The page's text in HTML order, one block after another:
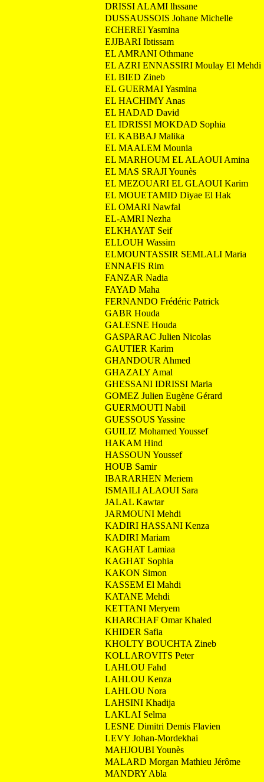
DRISSI ALAMI lhssane
DUSSAUSSOIS Johane Michelle
ECHEREI Yasmina
EJJBARI Ibtissam
EL AMRANI Othmane
EL AZRI ENNASSIRI Moulay El Mehdi
EL BIED Zineb
EL GUERMAI Yasmina
EL HACHIMY Anas
EL HADAD David
EL IDRISSI MOKDAD Sophia
EL KABBAJ Malika
EL MAALEM Mounia
EL MARHOUM EL ALAOUI Amina
EL MAS SRAJI Younès
EL MEZOUARI EL GLAOUI Karim
EL MOUETAMID Diyae El Hak
EL OMARI Nawfal
EL-AMRI Nezha
ELKHAYAT Seif
ELLOUH Wassim
ELMOUNTASSIR SEMLALI Maria
ENNAFIS Rim
FANZAR Nadia
FAYAD Maha
FERNANDO Frédéric Patrick
GABR Houda
GALESNE Houda
GASPARAC Julien Nicolas
GAUTIER Karim
GHANDOUR Ahmed
GHAZALY Amal
GHESSANI IDRISSI Maria
GOMEZ Julien Eugène Gérard
GUERMOUTI Nabil
GUESSOUS Yassine
GUILIZ Mohamed Youssef
HAKAM Hind
HASSOUN Youssef
HOUB Samir
IBARARHEN Meriem
ISMAILI ALAOUI Sara
JALAL Kawtar
JARMOUNI Mehdi
KADIRI HASSANI Kenza
KADIRI Mariam
KAGHAT Lamiaa
KAGHAT Sophia
KAKON Simon
KASSEM El Mahdi
KATANE Mehdi
KETTANI Meryem
KHARCHAF Omar Khaled
KHIDER Safia
KHOLTY BOUCHTA Zineb
KOLLAROVITS Peter
LAHLOU Fahd
LAHLOU Kenza
LAHLOU Nora
LAHSINI Khadija
LAKLAI Selma
LESNE Dimitri Demis Flavien
LEVY Johan-Mordekhai
MAHJOUBI Younès
MALARD Morgan Mathieu Jérôme
MANDRY Abla